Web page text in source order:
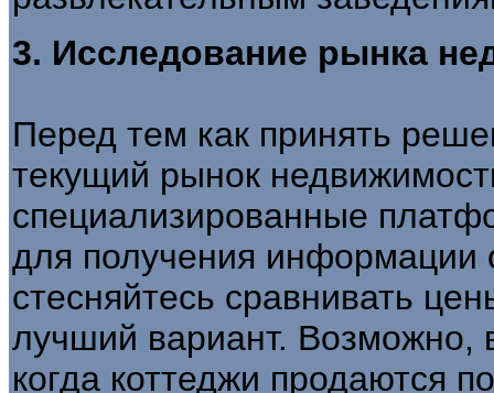
3. Исследование рынка
Перед тем как принять
текущий рынок
специализированные
для получения информации
стесняйтесь сравнивать
лучший вариант. Возможно,
когда коттеджи продаются